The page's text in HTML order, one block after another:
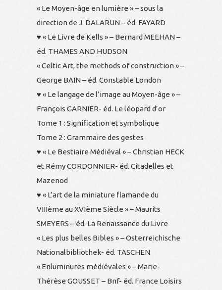
« Le Moyen-âge en lumière » – sous la
direction de J. DALARUN – éd. FAYARD
♥ « Le Livre de Kells » – Bernard MEEHAN –
éd. THAMES AND HUDSON
« Celtic Art, the methods of construction » –
George BAIN – éd. Constable London
♥ « Le langage de l’image au Moyen-âge » –
François GARNIER- éd. Le léopard d’or
Tome 1 : Signification et symbolique
Tome 2 : Grammaire des gestes
♥ « Le Bestiaire Médiéval » – Christian HECK
et Rémy CORDONNIER- éd. Citadelles et
Mazenod
♥ « L’art de la miniature flamande du
VIIIème au XVIème Siècle » – Maurits
SMEYERS – éd. La Renaissance du Livre
« Les plus belles Bibles » – Osterreichische
Nationalbibliothek- éd. TASCHEN
« Enluminures médiévales » – Marie-
Thérèse GOUSSET – Bnf- éd. France Loisirs